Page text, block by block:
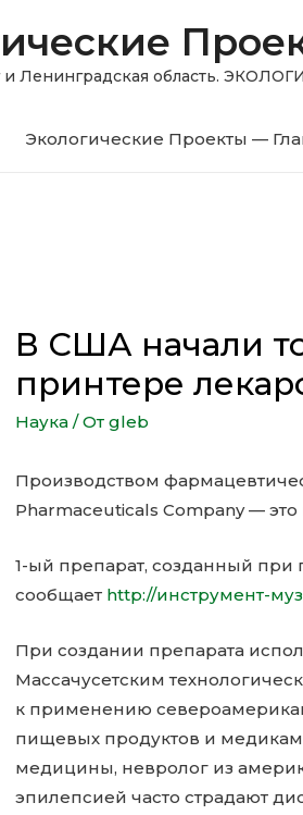
и Ленинградская область.
Экологические Проекты —
В США начали
принтере
Наука / От gleb
Производством
Pharmaceuticals Company —
1-ый препарат, созданный при
сообщает http://инструмент-
При создании препарата
Массачусетским
к применению
пищевых продуктов и
медицины, невролог из
эпилепсией часто страдают